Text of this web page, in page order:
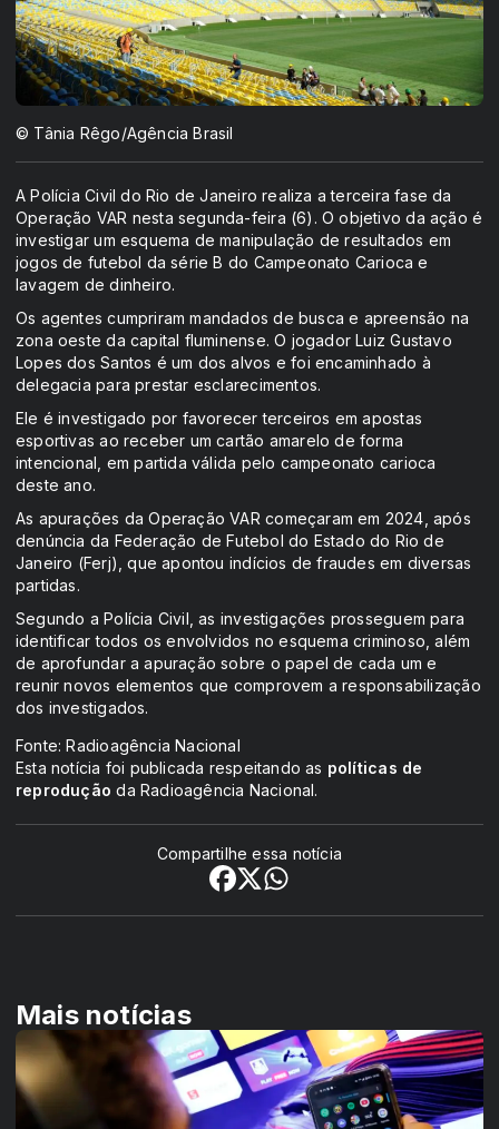
© Tânia Rêgo/Agência Brasil
A Polícia Civil do Rio de Janeiro realiza a terceira fase da
Operação VAR nesta segunda-feira (6). O objetivo da ação é
investigar um esquema de manipulação de resultados em
jogos de futebol da série B do Campeonato Carioca e
lavagem de dinheiro.
Os agentes cumpriram mandados de busca e apreensão na
zona oeste da capital fluminense. O jogador Luiz Gustavo
Lopes dos Santos é um dos alvos e foi encaminhado à
delegacia para prestar esclarecimentos.
Ele é investigado por favorecer terceiros em apostas
esportivas ao receber um cartão amarelo de forma
intencional, em partida válida pelo campeonato carioca
deste ano.
As apurações da Operação VAR começaram em 2024, após
denúncia da Federação de Futebol do Estado do Rio de
Janeiro (Ferj), que apontou indícios de fraudes em diversas
partidas.
Segundo a Polícia Civil, as investigações prosseguem para
identificar todos os envolvidos no esquema criminoso, além
de aprofundar a apuração sobre o papel de cada um e
reunir novos elementos que comprovem a responsabilização
dos investigados.
Fonte: Radioagência Nacional
Esta notícia foi publicada respeitando as políticas de
reprodução da Radioagência Nacional.
Compartilhe essa notícia
Mais notícias